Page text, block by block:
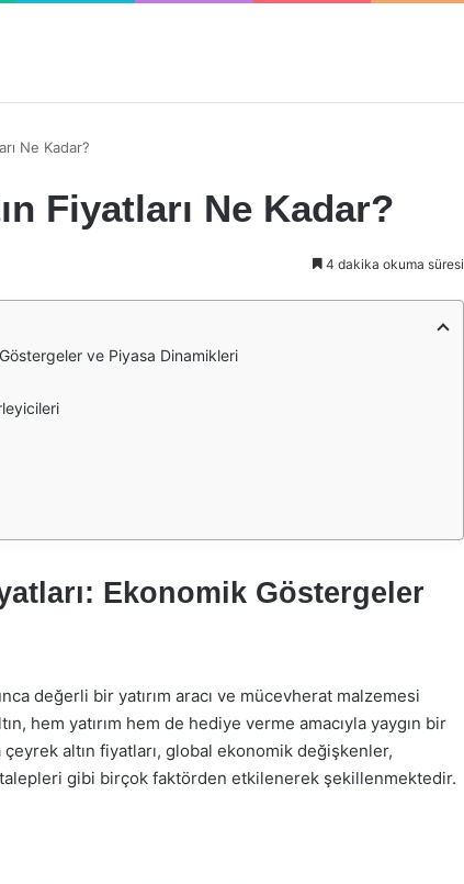
Ne Kadar?
Fiyatları Ne Kadar?
4 dakika okuma süresi
ve Piyasa Dinamikleri
Ekonomik Göstergeler
değerli bir yatırım aracı ve mücevherat malzemesi
hem yatırım hem de hediye verme amacıyla yaygın bir
çeyrek altın fiyatları, global ekonomik değişkenler,
gibi birçok faktörden etkilenerek şekillenmektedir.